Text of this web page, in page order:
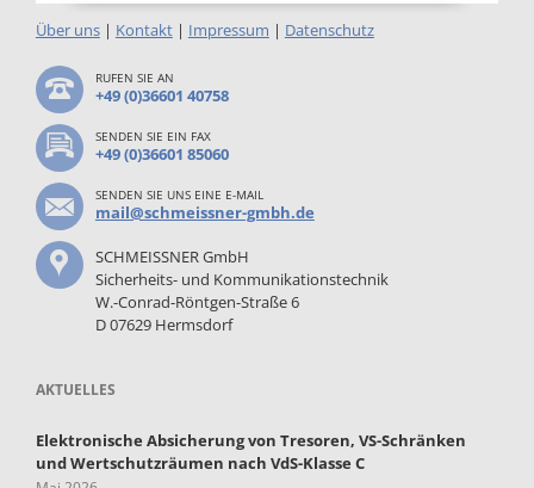
Über uns| Kontakt| Impressum | Datenschutz
RUFEN SIE AN
+49 (0)36601 40758
SENDEN SIE EIN FAX
+49 (0)36601 85060
SENDEN SIE UNS EINE E-MAIL
mail@schmeissner-gmbh.de
SCHMEISSNER GmbH
Sicherheits- und Kommunikationstechnik
W.-Conrad-Röntgen-Straße 6
D 07629 Hermsdorf
AKTUELLES
Elektronische Absicherung von Tresoren, VS-Schränken
und Wertschutzräumen nach VdS-Klasse C